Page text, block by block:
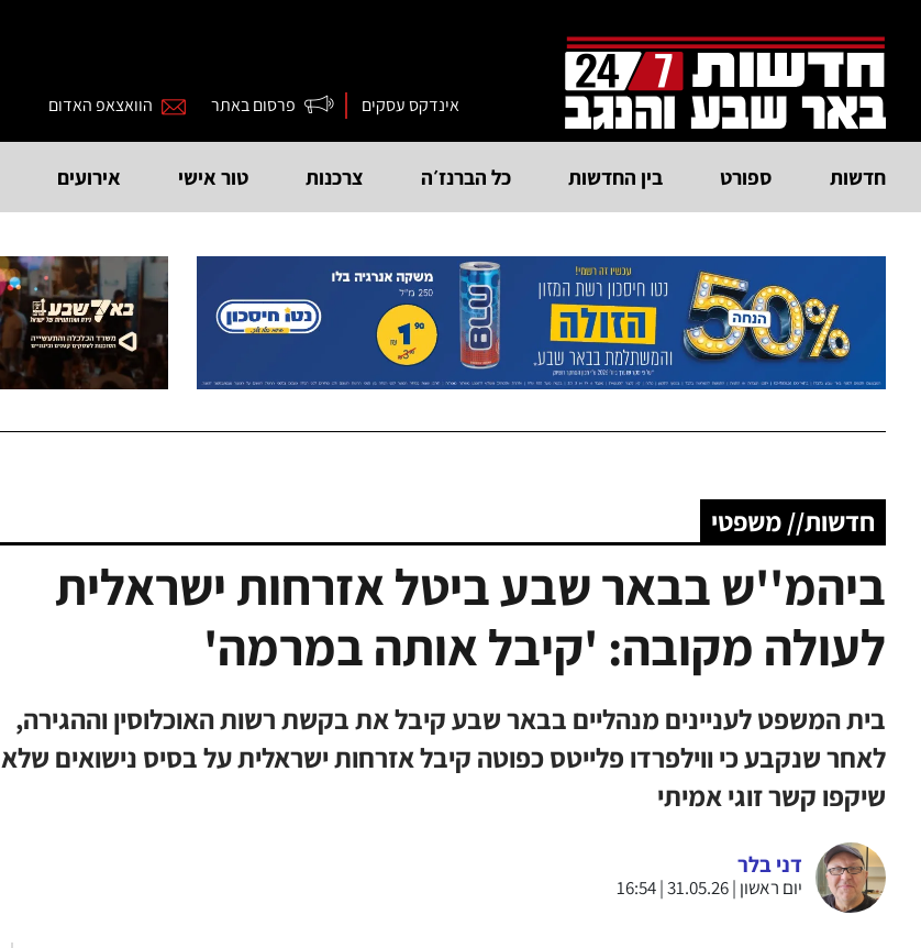
אינדקס עסקים פרסום באתר הוואצאפ האדום
חדשות ספורט בין החדשות כל הברנז׳ה צרכנות טור אישי אירועים
חדשות// משפטי
ביהמ''ש בבאר שבע ביטל אזרחות ישראלית
לעולה מקובה: 'קיבל אותה במרמה'
בית המשפט לעניינים מנהליים בבאר שבע קיבל את בקשת רשות האוכלוסין וההגירה,
לאחר שנקבע כי ווילפרדו פלייטס כפוטה קיבל אזרחות ישראלית על בסיס נישואים שלא
שיקפו קשר זוגי אמיתי
דני בלר
יום ראשון | 31.05.26 | 16:54